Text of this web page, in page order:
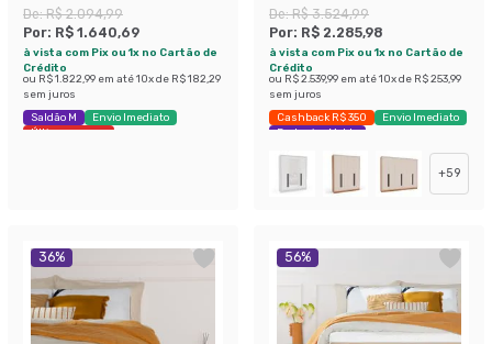
Gavetas e 1 Cabideiro
Branco 90 cm
De:R$ 2.094,99
Por: R$ 1.640,69
à vista com Pix ou 1x no Cartão de
Crédito
ou R$ 1.822,99 em até10x de R$ 182,29
sem juros
Saldão M
Envio Imediato
Últimas peças
Gavetas Branco
De:R$ 3.524,99
Por: R$ 2.285,98
à vista com Pix ou 1x no Cartão de
Crédito
ou R$ 2.539,99 em até10x de R$ 253,99
sem juros
Cashback R$ 350
Envio Imediato
Exclusivo Mobly
+59
36% 56%